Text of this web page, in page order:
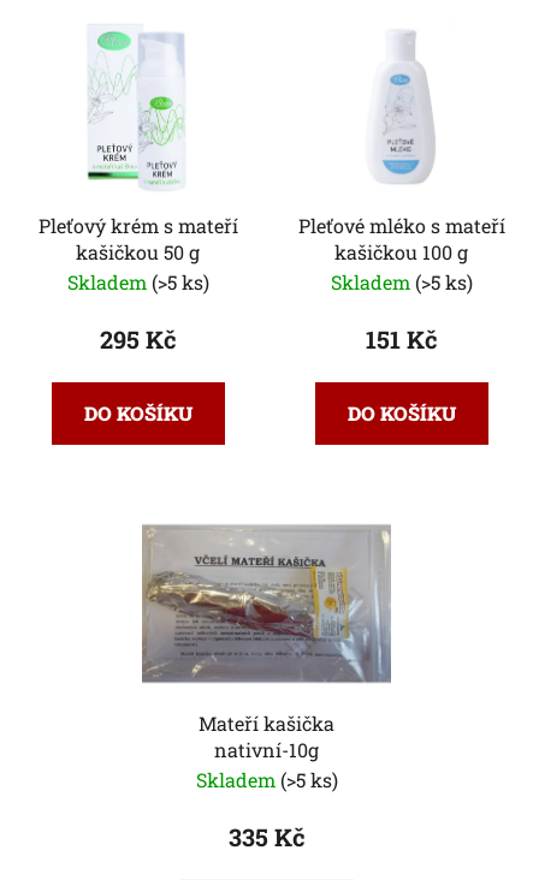
Pleťový krém s mateří
kašičkou 50 g
Skladem (>5 ks)
295 Kč
DO KOŠÍKU
Pleťové mléko s mateří
kašičkou 100 g
Skladem (>5 ks)
151 Kč
DO KOŠÍKU
Mateří kašička
nativní-10g
Skladem (>5 ks)
335 Kč